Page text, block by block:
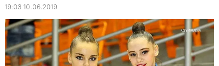
19:03 10.06.2019